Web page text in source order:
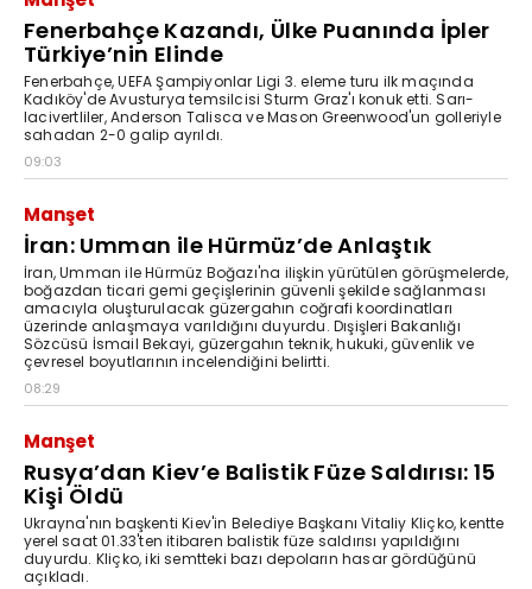
Fenerbahçe Kazandı, Ülke Puanında İpler
Türkiye’nin Elinde
Fenerbahçe, UEFA Şampiyonlar Ligi 3. eleme turu ilk maçında
Kadıköy'de Avusturya temsilcisi Sturm Graz'ı konuk etti. Sarı-
lacivertliler, Anderson Talisca ve Mason Greenwood'un golleriyle
sahadan 2-0 galip ayrıldı.
09:03
Manşet
İran: Umman ile Hürmüz’de Anlaştık
İran, Umman ile Hürmüz Boğazı'na ilişkin yürütülen görüşmelerde,
boğazdan ticari gemi geçişlerinin güvenli şekilde sağlanması
amacıyla oluşturulacak güzergahın coğrafi koordinatları
üzerinde anlaşmaya varıldığını duyurdu. Dışişleri Bakanlığı
Sözcüsü İsmail Bekayi, güzergahın teknik, hukuki, güvenlik ve
çevresel boyutlarının incelendiğini belirtti.
08:29
Manşet
Rusya’dan Kiev’e Balistik Füze Saldırısı: 15
Kişi Öldü
Ukrayna'nın başkenti Kiev'in Belediye Başkanı Vitaliy Kliçko, kentte
yerel saat 01.33'ten itibaren balistik füze saldırısı yapıldığını
duyurdu. Kliçko, iki semtteki bazı depoların hasar gördüğünü
açıkladı.